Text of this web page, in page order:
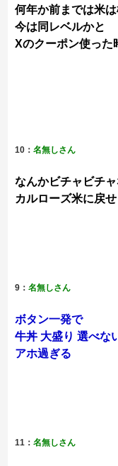
何年か前までは米
今は同レベルかと
Xのクーポン使った
10：名無しさん
なんかビチャビチ
カルローズ米に戻せ
9：名無しさん
ボタン一発で
牛丼 大盛り 選べな
アホ過ぎる
11：名無しさん